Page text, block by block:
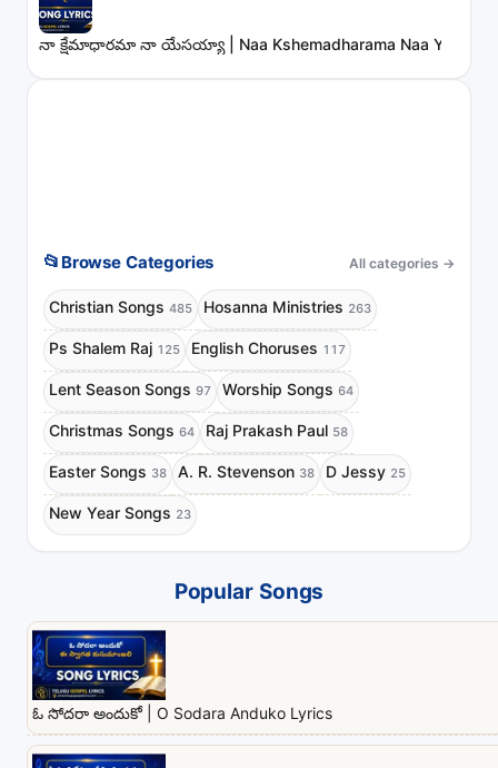
నా క్షేమాధారమా నా యేసయ్యా | Naa Kshemadharama Naa Yesayya
📂 Browse Categories All categories →
Christian Songs 485 Hosanna Ministries 263
Ps Shalem Raj 125 English Choruses 117
Lent Season Songs 97 Worship Songs 64
Christmas Songs 64 Raj Prakash Paul 58
Easter Songs 38 A. R. Stevenson 38 D Jessy 25
New Year Songs 23
Popular Songs
ఓ సోదరా అందుకో | O Sodara Anduko Lyrics